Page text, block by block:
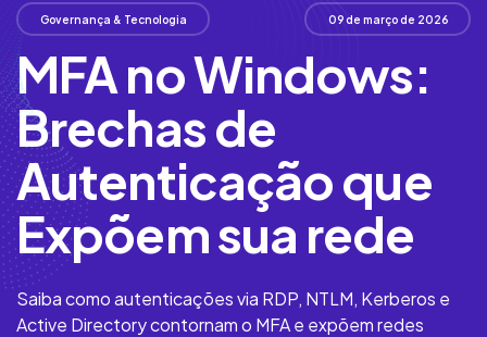
Governança & Tecnologia 09 de março de 2026
MFA no Windows:
Brechas de
Autenticação que
Expõem sua rede
Saiba como autenticações via RDP, NTLM, Kerberos e
Active Directory contornam o MFA e expõem redes